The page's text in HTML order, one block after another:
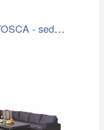
FaKOPA TOSCA - sedací souprava Lucy Mdum